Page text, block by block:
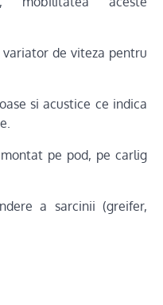
de viteza pentru
si acustice ce indica
pe pod, pe carlig
a sarcinii (greifer,